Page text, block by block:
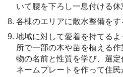
いて腰を下ろし一息付ける休
各棟のエリアに散水整備をす
地域に対して愛着を持てる
所で一部の木や苗を植える
物の名前と性質を学び、選
ネームプレートを作って住民